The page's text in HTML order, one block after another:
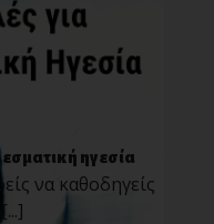
ηγεσία
να καθοδηγείς